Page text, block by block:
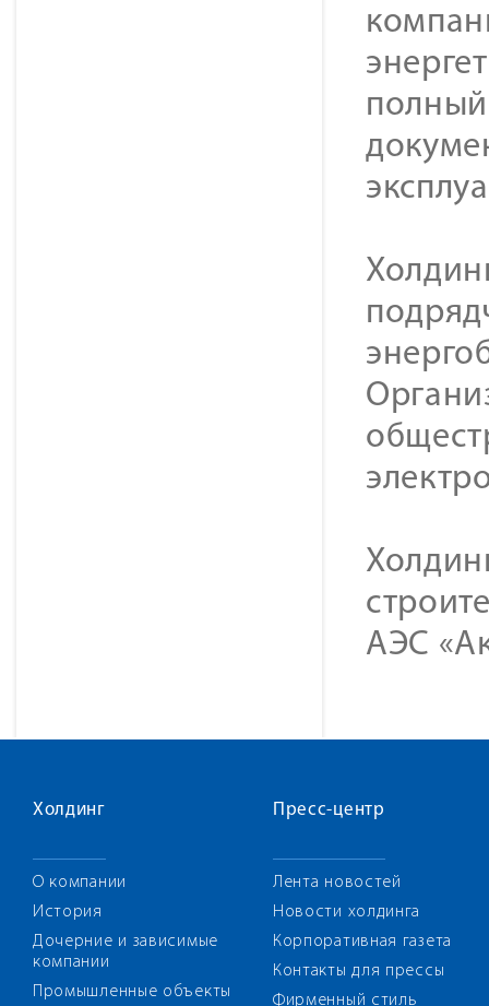
АЭС
Холдинг
О компании
История
Дочерние и зависимые
компании
Промышленные объекты
Пресс-центр
Лента новостей
Новости холдинга
Корпоративная газета
Контакты для прессы
Фирменный стиль